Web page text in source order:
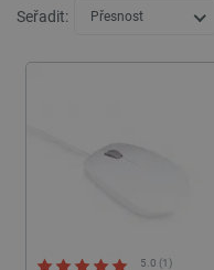
Seřadit: Přesnost
5.0 (1)